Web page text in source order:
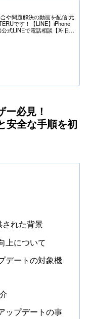
や問題解決の動画を配信!元
です！【LINE】iPhone
式LINEで電話相談【X-旧
ー必見！
安全な手順を初
れた背景
上について
デートの対象機
ップデートの事